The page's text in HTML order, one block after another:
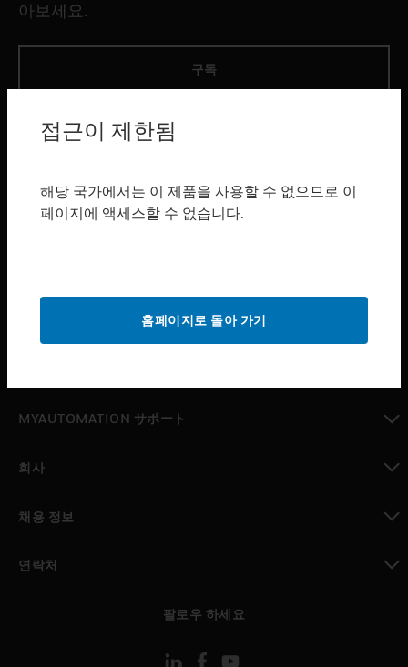
아보세요.
구독
제품
toggle view
서비스
MYAUTOMATION サポート
회사
채용 정보
연락처
팔로우 하세요
접근이 제한됨
해당 국가에서는 이 제품을 사용할 수 없으므로 이
페이지에 액세스할 수 없습니다.
홈페이지로 돌아 가기